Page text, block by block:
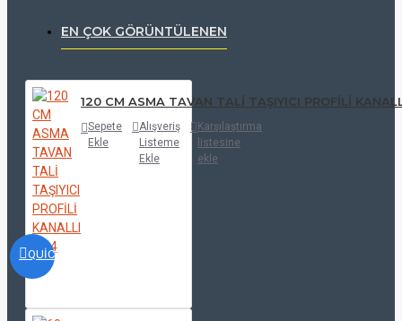
EN ÇOK GÖRÜNTÜLENEN
QUICKVIEW
120 CM ASMA TAVAN TALİ TAŞIYICI PROFİLİ
Sepete
Ekle
Alışveriş
Listeme
Ekle
Karşılaştırma
listesine
ekle